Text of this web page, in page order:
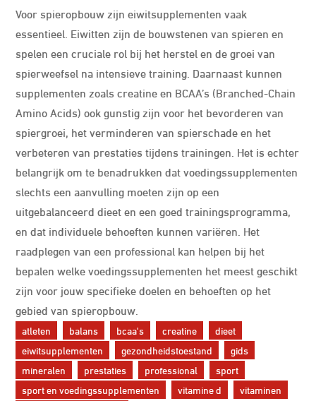
Voor spieropbouw zijn eiwitsupplementen vaak
essentieel. Eiwitten zijn de bouwstenen van spieren en
spelen een cruciale rol bij het herstel en de groei van
spierweefsel na intensieve training. Daarnaast kunnen
supplementen zoals creatine en BCAA’s (Branched-Chain
Amino Acids) ook gunstig zijn voor het bevorderen van
spiergroei, het verminderen van spierschade en het
verbeteren van prestaties tijdens trainingen. Het is echter
belangrijk om te benadrukken dat voedingssupplementen
slechts een aanvulling moeten zijn op een
uitgebalanceerd dieet en een goed trainingsprogramma,
en dat individuele behoeften kunnen variëren. Het
raadplegen van een professional kan helpen bij het
bepalen welke voedingssupplementen het meest geschikt
zijn voor jouw specifieke doelen en behoeften op het
gebied van spieropbouw.
atleten balans bcaa's creatine
dieet
eiwitsupplementen
gezondheidstoestand
gids
mineralen
prestaties professional
sport
sport en voedingssupplementen
vitamine d
vitaminen